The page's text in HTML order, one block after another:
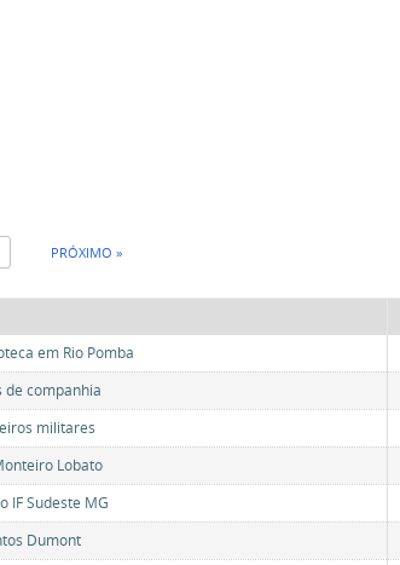
PRÓXIMO »
em Rio Pomba
de companhia
militares
Lobato
IF Sudeste MG
Dumont